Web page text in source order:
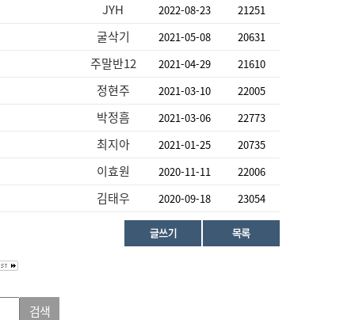
JYH 2022-08-23 21251
굴삭기 2021-05-08 20631
주말반12 2021-04-29 21610
정현주 2021-03-10 22005
박정흠 2021-03-06 22773
최지아 2021-01-25 20735
이효원 2020-11-11 22006
김태우 2020-09-18 23054
검색